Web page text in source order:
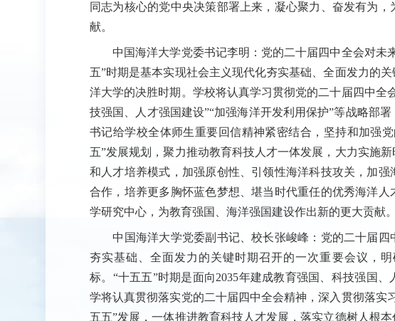
同志为核心的党中央决策部署上来，凝心聚力、奋发有为
献。
中国海洋大学党委书记李明：党的二十届四中全会对未
五”时期是基本实现社会主义现代化夯实基础、全面发力的
洋大学的决胜时期。学校将认真学习贯彻党的二十届四中全
技强国、人才强国建设”“加强海洋开发利用保护”等战略部
书记给学校全体师生重要回信精神紧密结合，坚持和加强
五”发展规划，聚力推动教育科技人才一体发展，大力实施
和人才培养模式，加强原创性、引领性海洋科技攻关，加
合作，培养更多胸怀蓝色梦想、堪当时代重任的优秀海洋
学研究中心，为教育强国、海洋强国建设作出新的更大贡献。
中国海洋大学党委副书记、校长张峻峰：党的二十届四
夯实基础、全面发力的关键时期召开的一次重要会议，
标。“十五五”时期是面向2035年建成教育强国、科技强国
学将认真贯彻落实党的二十届四中全会精神，深入贯彻落实
五五”发展，一体推进教育科技人才发展，落实立德树人根